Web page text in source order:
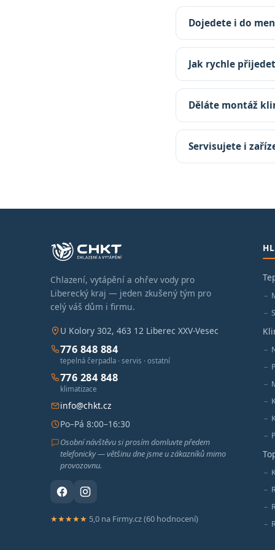
Dojedete i do
Jak rychle
Děláte montáž
Servisujete i
Chlazení, vytápění a ohřev vody pro
Liberecký kraj — jeden zkušený tým pro
celý váš dům i firmu.
U Kolory 302, 463 12 Liberec XXV-Vesec
776 848 884
tepelná čerpadla · servis · ostatní
776 284 848
klimatizace
info@chkt.cz
Po–Pá 8:00–16:30
Osobní návštěvu si prosím domluvte předem
telefonicky — většinu dne jsme u zákazníků mimo
provozovnu.
★★★★★ 5,0 na Firmy.cz (60 hodnocení)